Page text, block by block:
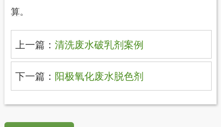
算。
上一篇：清洗废水破乳剂案例
下一篇： 阳极氧化废水脱色剂